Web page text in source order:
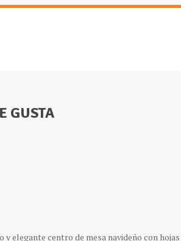
GUSTA
elegante centro de mesa navideño con hojas